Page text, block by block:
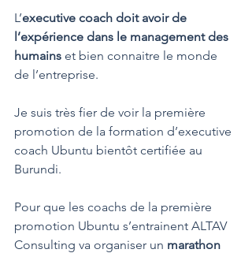
L’executive coach doit avoir de
l’expérience dans le management des
humains et bien connaitre le monde
de l’entreprise.
Je suis très fier de voir la première
promotion de la formation d’executive
coach Ubuntu bientôt certifiée au
Burundi.
Pour que les coachs de la première
promotion Ubuntu s’entrainent ALTAV
Consulting va organiser un marathon